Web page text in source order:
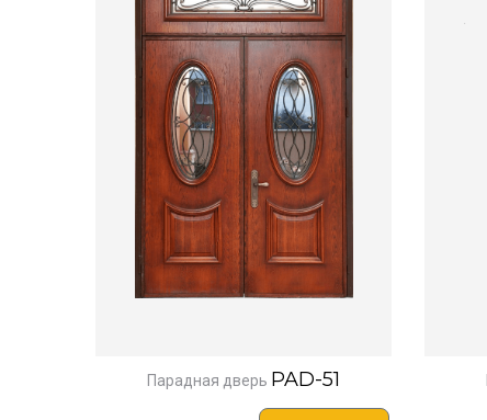
Парадная дверь PAD-51